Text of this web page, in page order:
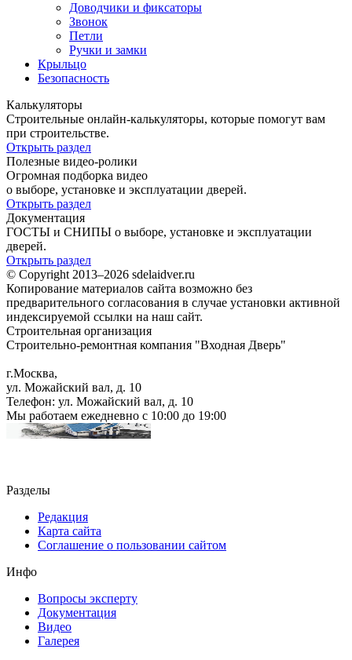
Доводчики и фиксаторы
Звонок
Петли
Ручки и замки
Крыльцо
Безопасность
Калькуляторы
Строительные онлайн-калькуляторы, которые помогут вам
при строительстве.
Открыть раздел
Полезные видео-ролики
Огромная подборка видео
о выборе, установке и эксплуатации дверей.
Открыть раздел
Документация
ГОСТЫ и СНИПЫ о выборе, установке и эксплуатации
дверей.
Открыть раздел
© Copyright 2013–2026 sdelaidver.ru
Копирование материалов сайта возможно без
предварительного согласования в случае установки активной
индексируемой ссылки на наш сайт.
Строительная организация
Строительно-ремонтная компания "Входная Дверь"
г.Москва,
ул. Можайский вал, д. 10
Телефон: ул. Можайский вал, д. 10
Мы работаем ежедневно с 10:00 до 19:00
Разделы
Редакция
Карта сайта
Соглашение о пользовании сайтом
Инфо
Вопросы эксперту
Документация
Видео
Галерея